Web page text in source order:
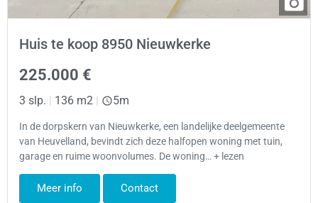
Huis te koop 8950 Nieuwkerke
225.000 €
3 slp. | 136 m2 | 5m
In de dorpskern van Nieuwkerke, een landelijke deelgemeente
van Heuvelland, bevindt zich deze halfopen woning met tuin,
garage en ruime woonvolumes. De woning… + lezen
Meer info Contact